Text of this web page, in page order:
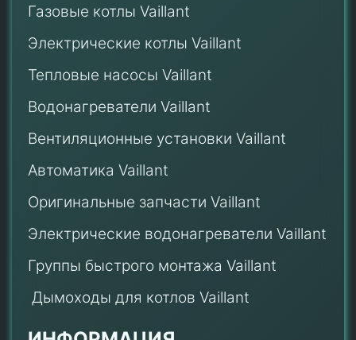
Газовые котлы Vaillant
Электрические котлы Vaillant
Тепловые насосы Vaillant
Водонагреватели Vaillant
Вентиляционные установки Vaillant
Автоматика Vaillant
Оригинальные запчасти Vaillant
Электрические водонагреватели Vaillant
Группы быстрого монтажа Vaillant
Дымоходы для котлов Vaillant